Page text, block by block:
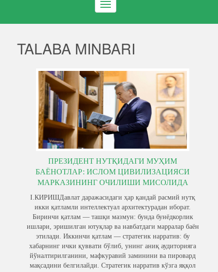
Toggle
navigation
TALABA MINBARI
ПРЕЗИДЕНТ НУТҚИДАГИ МУҲИМ
БАЁНОТЛАР: ИСЛОМ ЦИВИЛИЗАЦИЯСИ
МАРКАЗИНИНГ ОЧИЛИШИ МИСОЛИДА
I.КИРИШДавлат даражасидаги ҳар қандай расмий нутқ
икки қатламли интеллектуал архитектурадан иборат.
Биринчи қатлам — ташқи мазмун: бунда бунёдкорлик
ишлари, эришилган ютуқлар ва навбатдаги марралар баён
этилади. Иккинчи қатлам — стратегик нарратив: бу
хабарнинг ички қуввати бўлиб, унинг аниқ аудиторияга
йўналтирилганини, мафкуравий заминини ва пировард
мақсадини белгилайди. Стратегик нарратив кўзга яққол